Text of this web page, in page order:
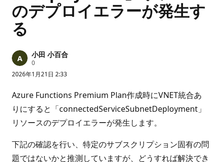
のデプロイエラーが発生す
る
小田 小百合
0評
価
の
イ
ン
ト
2026年1月21日 2:33
Azure Functions Premium Plan作成時にVNET統合あ
りにすると「connectedServiceSubnetDeployment」
リソースのデプロイエラーが発生します。
下記の確認を行い、特定のサブスクリプション固有の問
題ではないかと推測していますが、どうすれば解決でき